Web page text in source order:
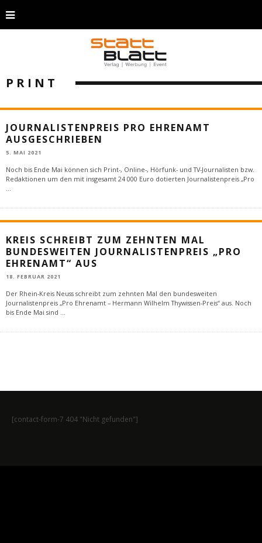
PRINT
JOURNALISTENPREIS PRO EHRENAMT
AUSGESCHRIEBEN
5. MAI 2021
Noch bis Ende Mai können sich Print-, Online-, Hörfunk- und TV-Journalisten bzw.
Redaktionen um den mit insgesamt 24 000 Euro dotierten Journalistenpreis „Pro
...
KREIS SCHREIBT ZUM ZEHNTEN MAL
BUNDESWEITEN JOURNALISTENPREIS „PRO
EHRENAMT“ AUS
18. FEBRUAR 2021
Der Rhein-Kreis Neuss schreibt zum zehnten Mal den bundesweiten
Journalistenpreis „Pro Ehrenamt – Hermann Wilhelm Thywissen-Preis“ aus. Noch
bis Ende Mai sind ...
[contact-form-7 404 "Nicht gefunden"]